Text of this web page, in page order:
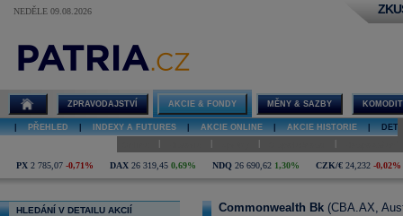
NEDĚLE 09.08.2026
Commonwealth
Bk diskuze
ZPRAVODAJSTVÍ AKCIE & FONDY MĚNY & SAZBY
PŘEHLED INDEXY A FUTURES AKCIE ONLINE AKCIE HISTORIE
PX 2 785,07 -0,71% DAX 26 319,45 0,69% NDQ 26 690,62 1,30% CZK/€ 24,232 -0,02%
HLEDÁNÍ V DETAILU AKCIÍ Commonwealth Bk (CBA.AX,